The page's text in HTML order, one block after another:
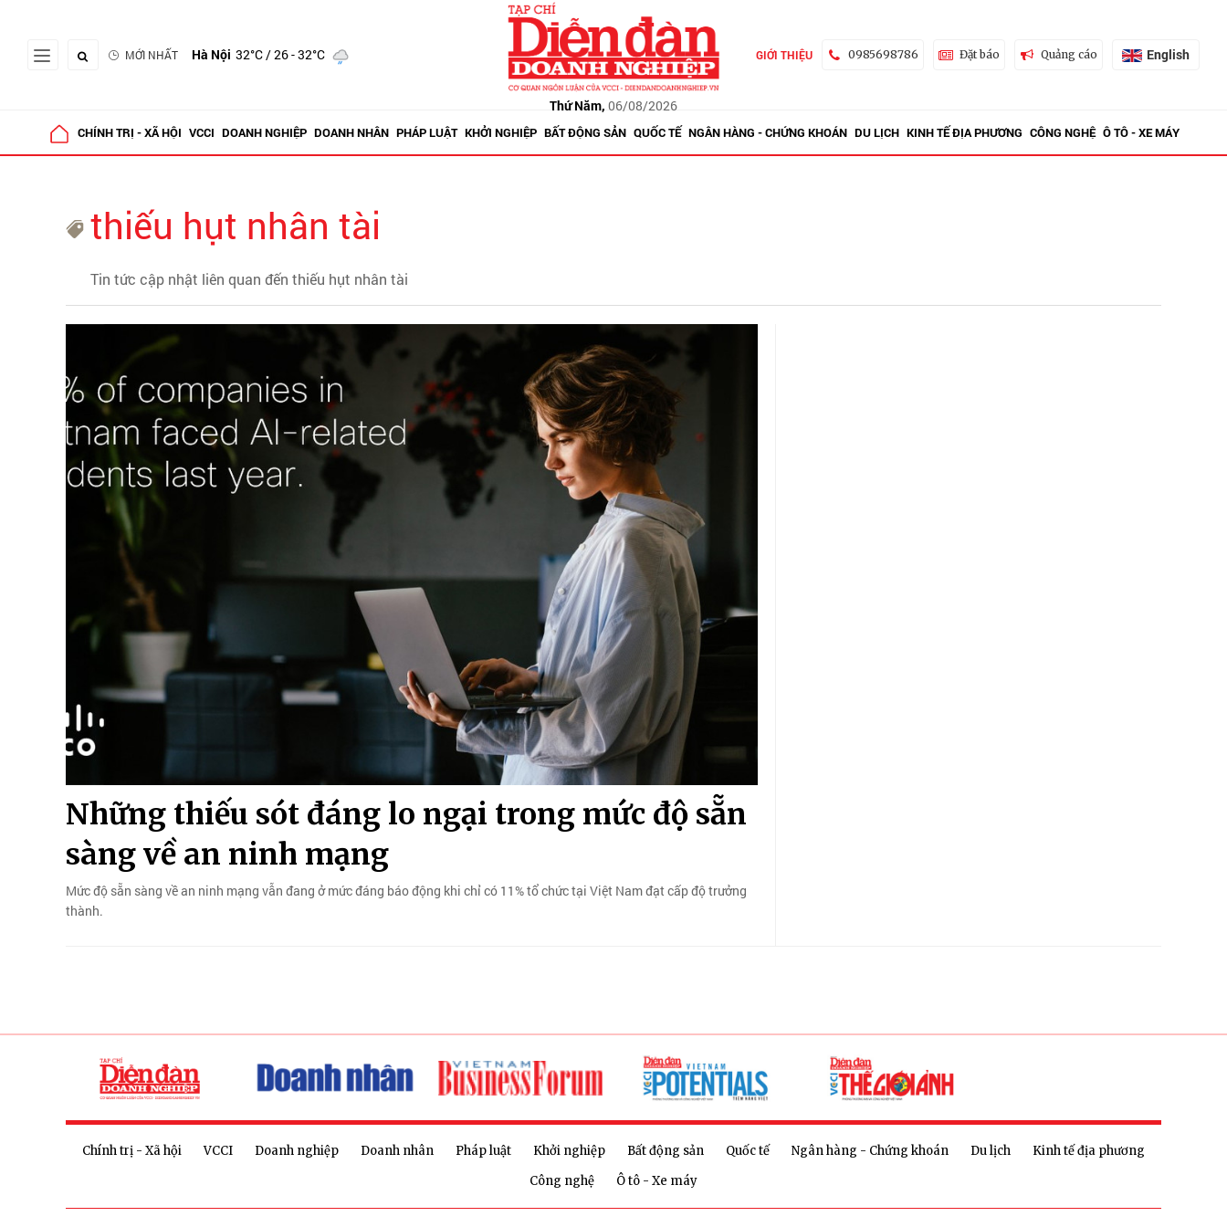
MỚI NHẤT Hà Nội 32°C/ 26 - 32°C
Thứ Năm, 06/08/2026
GIỚI THIỆU 0985698786 Đặt báo Quảng cáo English
CHÍNH TRỊ - XÃ HỘI VCCI DOANH NGHIỆP DOANH NHÂN PHÁP LUẬT KHỞI NGHIỆP BẤT ĐỘNG SẢN QUỐC TẾ NGÂN HÀNG - CHỨNG KHOÁN DU LỊCH KINH TẾ ĐỊA PHƯƠNG CÔNG NGHỆ Ô TÔ - XE MÁY
thiếu hụt nhân tài
Tin tức cập nhật liên quan đến thiếu hụt nhân tài
Những thiếu sót đáng lo ngại trong mức độ sẵn
sàng về an ninh mạng
Mức độ sẵn sàng về an ninh mạng vẫn đang ở mức đáng báo động khi chỉ có 11% tổ chức tại Việt Nam đạt cấp độ trưởng
thành.
Chính trị - Xã hội VCCI Doanh nghiệp Doanh nhân Pháp luật Khởi nghiệp Bất động sản Quốc tế Ngân hàng - Chứng khoán Du lịch
Kinh tế địa phương
Công nghệ
Ô tô - Xe máy